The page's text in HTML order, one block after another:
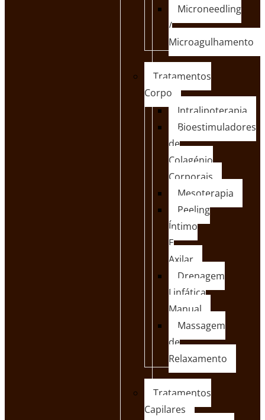
Microneedling
/
Microagulhamento
Tratamentos
Corpo
Intralipoterapia
Bioestimuladores
de
Colagénio
Corporais
Mesoterapia
Peeling
Íntimo
E
Axilar
Drenagem
Linfática
Manual
Massagem
de
Relaxamento
Tratamentos
Capilares